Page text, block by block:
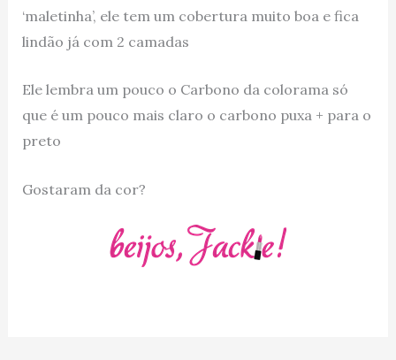
‘maletinha’, ele tem um cobertura muito boa e fica
lindão já com 2 camadas
Ele lembra um pouco o Carbono da colorama só
que é um pouco mais claro o carbono puxa + para o
preto
Gostaram da cor?